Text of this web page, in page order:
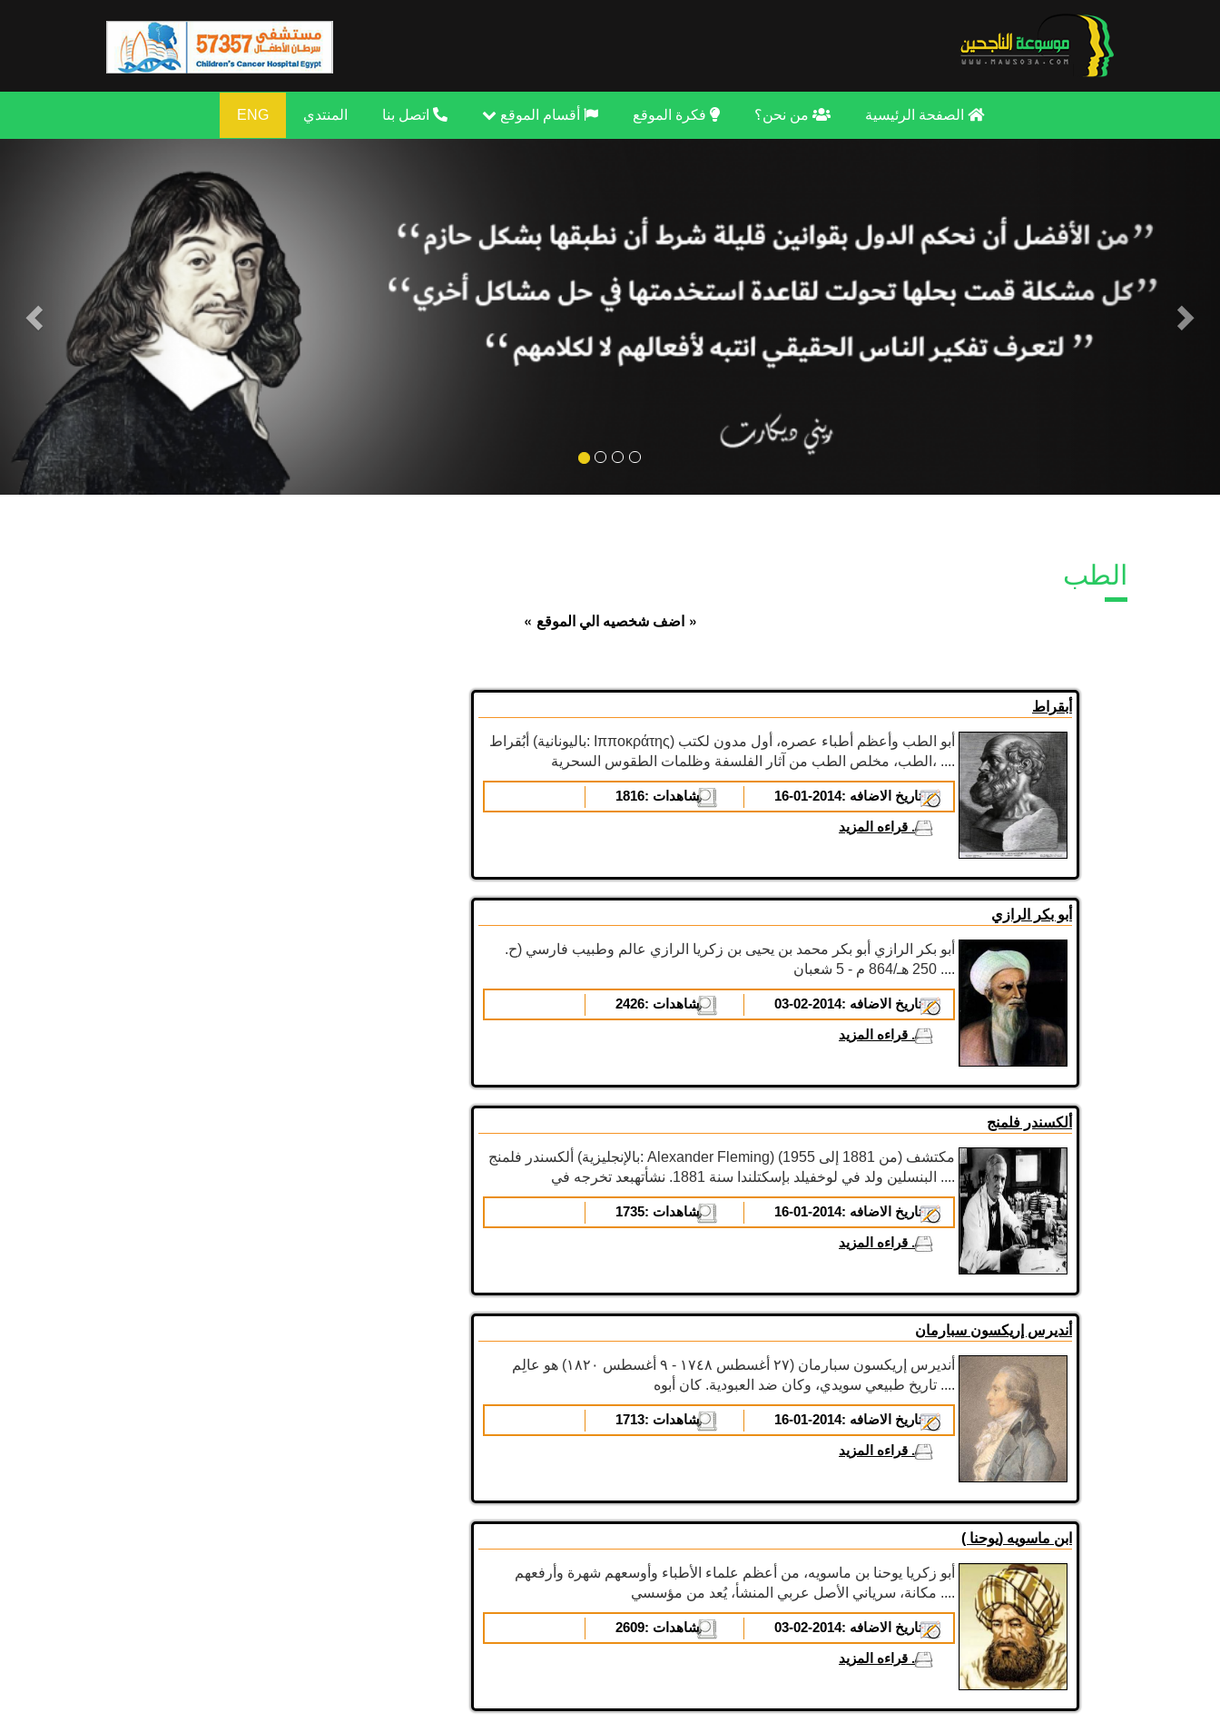
المنتدي ENG
الطب
« اضف شخصيه الي الموقع »
أبقراط
أبُقراط (باليونانية: Ιπποκράτης) أبو الطب وأعظم أطباء عصره، أول مدون لكتب
الطب، مخلص الطب من آثار الفلسفة وظلمات الطقوس السحرية، ....
تاريخ الاضافه :2014-01-16 المشاهدات :1816
قراءه المزيد ...
أبو بكر الرازي
أبو بكر الرازي أبو بكر محمد بن يحيى بن زكريا الرازي عالم وطبيب فارسي (ح.
250 هـ/864 م - 5 شعبان ....
تاريخ الاضافه :2014-02-03 المشاهدات :2426
قراءه المزيد ...
ألكسندر فلمنج
ألكسندر فلمنج (بالإنجليزية: Alexander Fleming) (من 1881 إلى 1955) مكتشف
البنسلين ولد في لوخفيلد بإسكتلندا سنة 1881. نشأتهبعد تخرجه في ....
تاريخ الاضافه :2014-01-16 المشاهدات :1735
قراءه المزيد ...
أنديرس إريكسون سبارمان
أنديرس إريكسون سبارمان (۲٧ أغسطس ۱٧٤۸ - ۹ أغسطس ۱۸۲۰) هو عالِم
تاريخ طبيعي سويدي، وكان ضد العبودية. كان أبوه ....
تاريخ الاضافه :2014-01-16 المشاهدات :1713
قراءه المزيد ...
ابن ماسويه (يوحنا )
أبو زكريا يوحنا بن ماسويه، من أعظم علماء الأطباء وأوسعهم شهرة وأرفعهم
مكانة، سرياني الأصل عربي المنشأ، يُعد من مؤسسي ....
تاريخ الاضافه :2014-02-03 المشاهدات :2609
قراءه المزيد ...